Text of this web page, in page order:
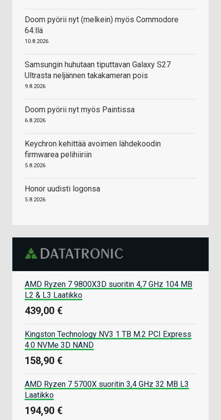
Doom pyörii nyt (melkein) myös Commodore
64:llä
10.8.2026
Samsungin huhutaan tiputtavan Galaxy S27
Ultrasta neljännen takakameran pois
9.8.2026
Doom pyörii nyt myös Paintissa
6.8.2026
Keychron kehittää avoimen lähdekoodin
firmwarea pelihiiriin
5.8.2026
Honor uudisti logonsa
5.8.2026
AMD Ryzen 7 9800X3D suoritin 4,7 GHz 104 MB
L2 & L3 Laatikko
439,00 €
Kingston Technology NV3 1 TB M.2 PCI Express
4.0 NVMe 3D NAND
158,90 €
AMD Ryzen 7 5700X suoritin 3,4 GHz 32 MB L3
Laatikko
194,90 €